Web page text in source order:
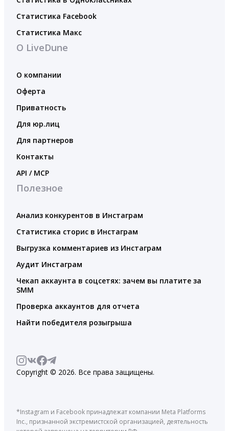
Статистика Facebook
Статистика Макс
О LiveDune
О компании
Оферта
Приватность
Для юр.лиц
Для партнеров
Контакты
API / MCP
Полезное
Анализ конкурентов в Инстаграм
Статистика сторис в Инстаграм
Выгрузка комментариев из Инстаграм
Аудит Инстаграм
Чекап аккаунта в соцсетях: зачем вы платите за
SMM
Проверка аккаунтов для отчета
Найти победителя розыгрыша
Copyright © 2026. Все права защищены.
*Instagram и Facebook принадлежат компании Meta Platforms
Inc., признанной экстремистской организацией, деятельность